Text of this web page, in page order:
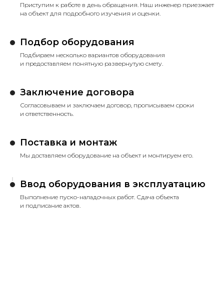
Приступим к работе в день обращения. Наш инженер приезжает
на объект для подробного изучения и оценки.
Подбор оборудования
Подбираем несколько вариантов оборудования
и предоставляем понятную развернутую смету.
Заключение договора
Согласовываем и заключаем договор, прописываем сроки
и ответственность.
Поставка и монтаж
Мы доставляем оборудование на объект и монтируем его.
Ввод оборудования в эксплуатацию
Выполнение пуско-наладочных работ. Сдача объекта
и подписание актов.